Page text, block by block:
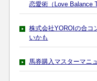
恋愛術（Love Balance
株式会社YOROIの合
いかも
馬券購入マスターマニ